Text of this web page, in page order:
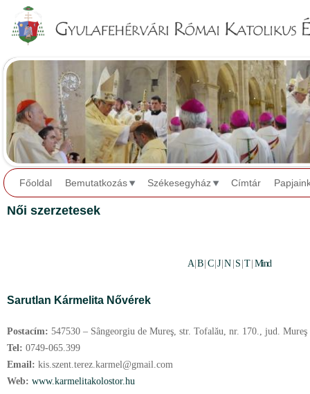
Főoldal Bemutatkozás Székesegyház Címtár
Női szerzetesek
A|B C J |N S |T Mind
Sarutlan Kármelita Nővérek
Postacím: 547530 – Sângeorgiu de Mureş, str. Tofalău, nr. 170., jud. Mureş
Tel: 0749-065.399
Email: kis.szent.terez.karmel@gmail.com
Web: www.karmelitakolostor.hu